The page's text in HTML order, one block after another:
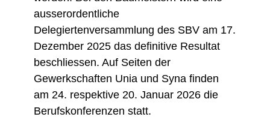
ausserordentliche
Delegiertenversammlung des SBV am 17.
Dezember 2025 das definitive Resultat
beschliessen. Auf Seiten der
Gewerkschaften Unia und Syna finden
am 24. respektive 20. Januar 2026 die
Berufskonferenzen statt.